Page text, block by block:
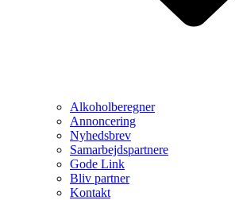
Alkoholberegner
Annoncering
Nyhedsbrev
Samarbejdspartnere
Gode Link
Bliv partner
Kontakt